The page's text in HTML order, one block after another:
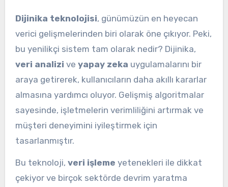
Dijinika teknolojisi, günümüzün en heyecan
verici gelişmelerinden biri olarak öne çıkıyor. Peki,
bu yenilikçi sistem tam olarak nedir? Dijinika,
veri analizi ve yapay zeka uygulamalarını bir
araya getirerek, kullanıcıların daha akıllı kararlar
almasına yardımcı oluyor. Gelişmiş algoritmalar
sayesinde, işletmelerin verimliliğini artırmak ve
müşteri deneyimini iyileştirmek için
tasarlanmıştır.
Bu teknoloji, veri işleme yetenekleri ile dikkat
çekiyor ve birçok sektörde devrim yaratma